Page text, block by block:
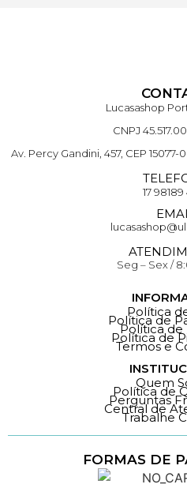
Lucasashop
CNPJ
Av. Percy Gandini, 457, CEP
17
Seg – Sex /
Política
Política de
Política de
Política de
Termos e
Quem
Política de
Perguntas
Central de
Trabalhe
FORMAS DE